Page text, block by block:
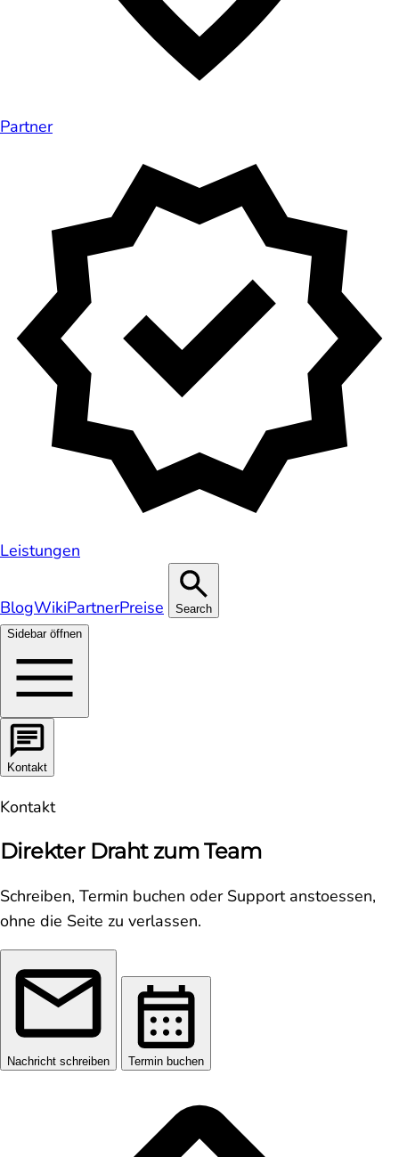
Partner
Leistungen
BlogWikiPartnerPreise
Search
Sidebar öffnen
Kontakt
Kontakt
Direkter Draht zum Team
Schreiben, Termin buchen oder Support anstoessen,
ohne die Seite zu verlassen.
Nachricht schreiben Termin buchen